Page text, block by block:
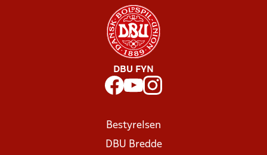
DBU FYN
Bestyrelsen
DBU Bredde